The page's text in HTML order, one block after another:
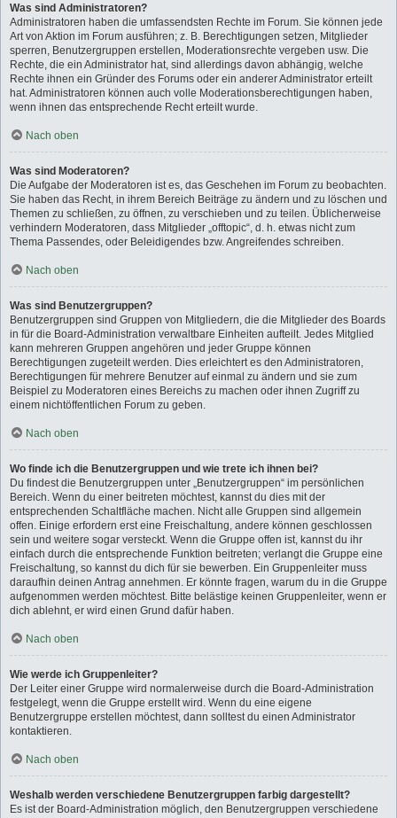
Was sind Administratoren?
Administratoren haben die umfassendsten Rechte im Forum. Sie können jede
Art von Aktion im Forum ausführen; z. B. Berechtigungen setzen, Mitglieder
sperren, Benutzergruppen erstellen, Moderationsrechte vergeben usw. Die
Rechte, die ein Administrator hat, sind allerdings davon abhängig, welche
Rechte ihnen ein Gründer des Forums oder ein anderer Administrator erteilt
hat. Administratoren können auch volle Moderationsberechtigungen haben,
wenn ihnen das entsprechende Recht erteilt wurde.
Nach oben
Was sind Moderatoren?
Die Aufgabe der Moderatoren ist es, das Geschehen im Forum zu beobachten.
Sie haben das Recht, in ihrem Bereich Beiträge zu ändern und zu löschen und
Themen zu schließen, zu öffnen, zu verschieben und zu teilen. Üblicherweise
verhindern Moderatoren, dass Mitglieder „offtopic“, d. h. etwas nicht zum
Thema Passendes, oder Beleidigendes bzw. Angreifendes schreiben.
Nach oben
Was sind Benutzergruppen?
Benutzergruppen sind Gruppen von Mitgliedern, die die Mitglieder des Boards
in für die Board-Administration verwaltbare Einheiten aufteilt. Jedes Mitglied
kann mehreren Gruppen angehören und jeder Gruppe können
Berechtigungen zugeteilt werden. Dies erleichtert es den Administratoren,
Berechtigungen für mehrere Benutzer auf einmal zu ändern und sie zum
Beispiel zu Moderatoren eines Bereichs zu machen oder ihnen Zugriff zu
einem nichtöffentlichen Forum zu geben.
Nach oben
Wo finde ich die Benutzergruppen und wie trete ich ihnen bei?
Du findest die Benutzergruppen unter „Benutzergruppen“ im persönlichen
Bereich. Wenn du einer beitreten möchtest, kannst du dies mit der
entsprechenden Schaltfläche machen. Nicht alle Gruppen sind allgemein
offen. Einige erfordern erst eine Freischaltung, andere können geschlossen
sein und weitere sogar versteckt. Wenn die Gruppe offen ist, kannst du ihr
einfach durch die entsprechende Funktion beitreten; verlangt die Gruppe eine
Freischaltung, so kannst du dich für sie bewerben. Ein Gruppenleiter muss
daraufhin deinen Antrag annehmen. Er könnte fragen, warum du in die Gruppe
aufgenommen werden möchtest. Bitte belästige keinen Gruppenleiter, wenn er
dich ablehnt, er wird einen Grund dafür haben.
Nach oben
Wie werde ich Gruppenleiter?
Der Leiter einer Gruppe wird normalerweise durch die Board-Administration
festgelegt, wenn die Gruppe erstellt wird. Wenn du eine eigene
Benutzergruppe erstellen möchtest, dann solltest du einen Administrator
kontaktieren.
Nach oben
Weshalb werden verschiedene Benutzergruppen farbig dargestellt?
Es ist der Board-Administration möglich, den Benutzergruppen verschiedene